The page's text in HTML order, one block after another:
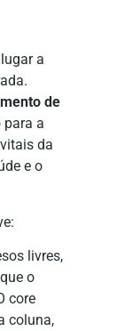
a
de
para a
da
e o
livres,
o
core
coluna,